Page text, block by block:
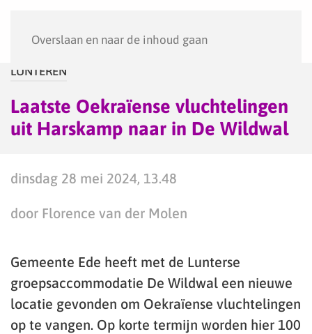
Overslaan en naar de inhoud gaan
LUNTEREN
Laatste Oekraïense vluchtelingen
uit Harskamp naar in De Wildwal
dinsdag 28 mei 2024, 13.48
door Florence van der Molen
Gemeente Ede heeft met de Lunterse
groepsaccommodatie De Wildwal een nieuwe
locatie gevonden om Oekraïense vluchtelingen
op te vangen. Op korte termijn worden hier 100